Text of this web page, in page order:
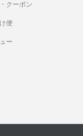
クーポン
便
ー